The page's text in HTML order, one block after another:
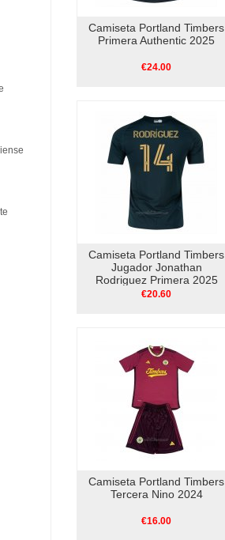
Camiseta Portland Timbers
Primera Authentic 2025
€24.00
Camiseta Portland Timbers
Jugador Jonathan
Rodriguez Primera 2025
€20.60
Camiseta Portland Timbers
Tercera Nino 2024
€16.00